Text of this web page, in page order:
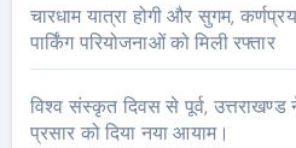
चारधाम यात्रा होगी और सुगम,
पार्किंग परियोजनाओं को मिली रफ्तार
विश्व संस्कृत दिवस से पूर्व,
प्रसार को दिया नया आयाम।